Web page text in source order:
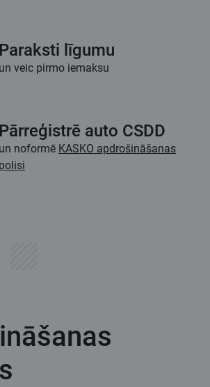
Paraksti līgumu
un veic pirmo iemaksu
Pārreģistrē auto CSDD
un noformē KASKO apdrošināšanas
polisi